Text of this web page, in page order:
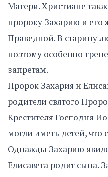
Матери. Христиане
пророку Захарию и его
Праведной. В старину
поэтому особенно
запретам.
Пророк Захария и
родители святого
Крестителя Господня
могли иметь детей, что
Однажды Захарию
Елисавета родит сына.